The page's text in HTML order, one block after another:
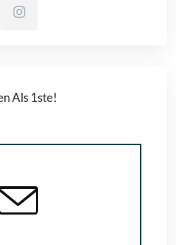
Als 1ste!